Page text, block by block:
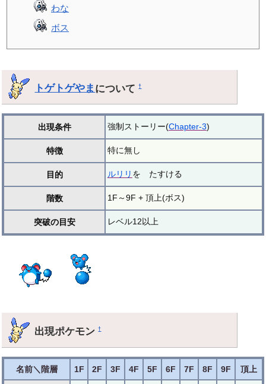
わな
ボス
トゲトゲやま について†
出現条件 強制ストーリー(Chapter-3)
特徴 特に無し
目的 ルリリ を たすける
階数 1F～9F + 頂上(ボス)
突破の目安 レベル12以上
出現ポケモン†
名前＼階層 1F 2F 3F 4F 5F 6F 7F 8F 9F 頂上